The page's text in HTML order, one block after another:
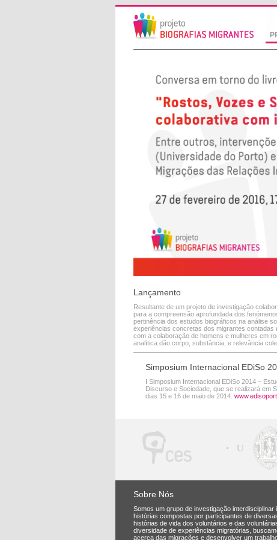
Lançamento
Resultante de um projeto de investigação
para a compreensão aprofundada dos
pertinência dos estudos biográficos na análise
experiências concretas dos migrantes
com a colaboração de homens e mulheres em
analítica dão corpo, substância, e relevância
Simposium Internacional EDiSo
I Simposium Internacional EDiSo 2014 –
Discurso e Sociedade, que se realizará em
dias 15 e 16 de maio de 2014.
Sobre Nós
Somos um grupo de investigação
histórias compostas por participantes de
histórias de vida dos voluntários e das
diversidade de experiências migratórias,
acerca das migrações e desenvolver um